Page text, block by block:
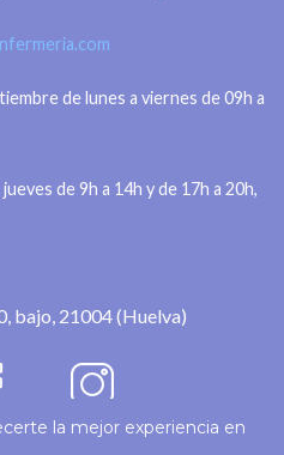
de lunes a viernes de 09h a
de 9h a 14h y de 17h a 20h,
bajo, 21004 (Huelva)
la mejor experiencia en